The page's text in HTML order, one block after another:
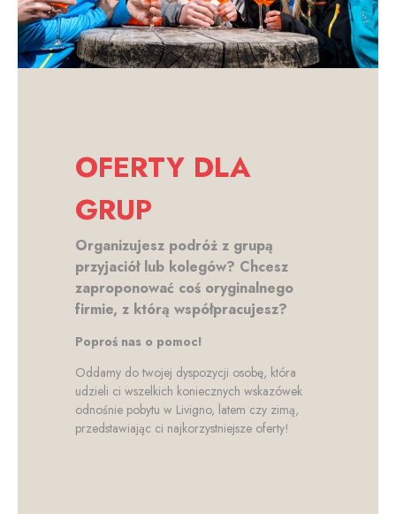
OFERTY DLA
GRUP
Organizujesz podróż z grupą
przyjaciół lub kolegów? Chcesz
zaproponować coś oryginalnego
firmie, z którą współpracujesz?
Poproś nas o pomoc!
Oddamy do twojej dyspozycji osobę, która
udzieli ci wszelkich koniecznych wskazówek
odnośnie pobytu w Livigno, latem czy zimą,
przedstawiając ci najkorzystniejsze oferty!